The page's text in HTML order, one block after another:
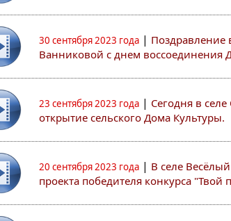
30 сентября 2023 года | Поздравление
Ванниковой с днем воссоединения
23 сентября 2023 года | Сегодня в
открытие сельского Дома Культуры.
20 сентября 2023 года | В селе
проекта победителя конкурса "Твой